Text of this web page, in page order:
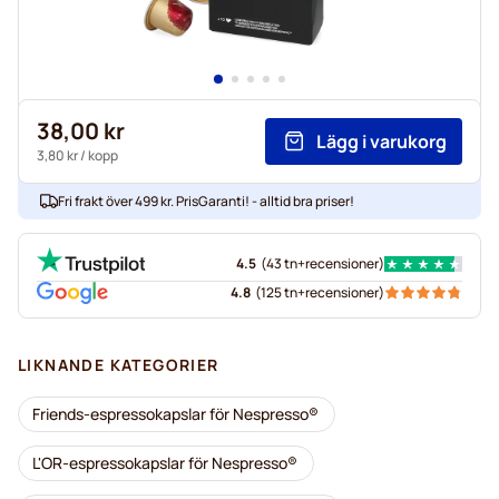
38,00 kr
3,80 kr/ kopp
Lägg i varukorg
Fri frakt över 499 kr. PrisGaranti! - alltid bra priser!
4.5 (43 tn+recensioner)
4.8 (125 tn+recensioner)
LIKNANDE KATEGORIER
Friends-espressokapslar för Nespresso®
L'OR-espressokapslar för Nespresso®